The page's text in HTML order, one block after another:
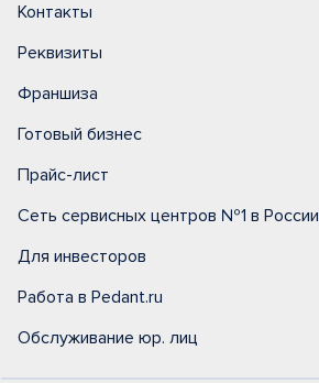
Контакты
Реквизиты
Франшиза
Готовый бизнес
Прайс-лист
Сеть сервисных центров №1 в России
Для инвесторов
Работа в Pedant.ru
Обслуживание юр. лиц